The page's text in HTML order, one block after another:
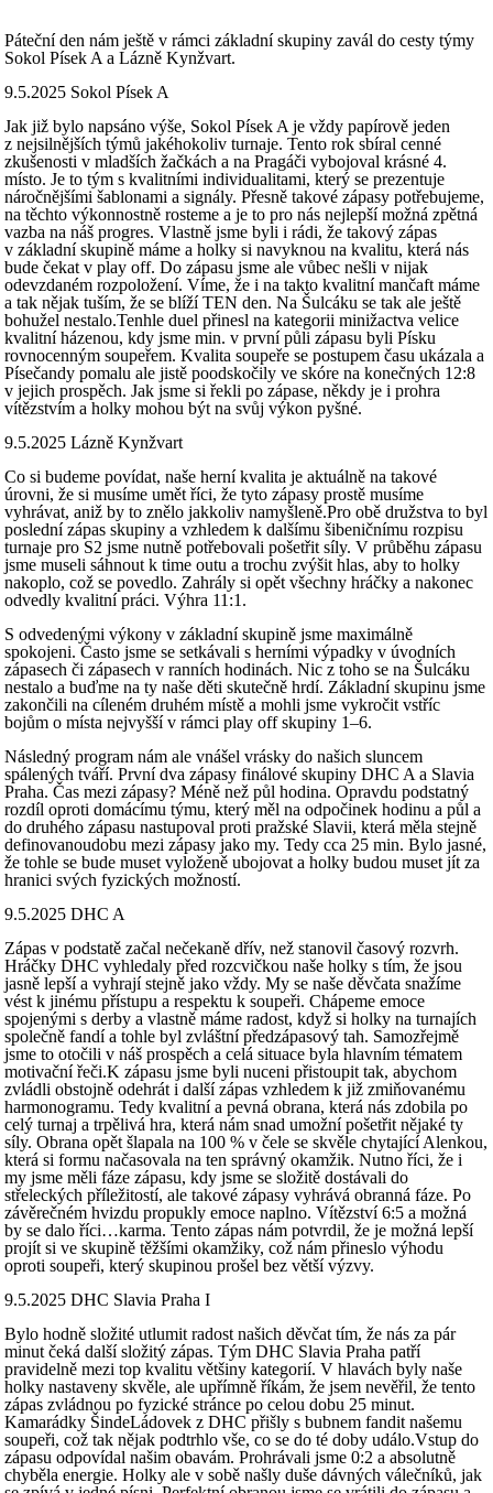
Páteční den nám ještě v rámci základní skupiny zavál do cesty týmy
Sokol Písek A a Lázně Kynžvart.
9.5.2025 Sokol Písek A
Jak již bylo napsáno výše, Sokol Písek A je vždy papírově jeden
z nejsilnějších týmů jakéhokoliv turnaje. Tento rok sbíral cenné
zkušenosti v mladších žačkách a na Pragáči vybojoval krásné 4.
místo. Je to tým s kvalitními individualitami, který se prezentuje
náročnějšími šablonami a signály. Přesně takové zápasy potřebujeme,
na těchto výkonnostně rosteme a je to pro nás nejlepší možná zpětná
vazba na náš progres. Vlastně jsme byli i rádi, že takový zápas
v základní skupině máme a holky si navyknou na kvalitu, která nás
bude čekat v play off. Do zápasu jsme ale vůbec nešli v nijak
odevzdaném rozpoložení. Víme, že i na takto kvalitní mančaft máme
a tak nějak tuším, že se blíží TEN den. Na Šulcáku se tak ale ještě
bohužel nestalo.Tenhle duel přinesl na kategorii minižactva velice
kvalitní házenou, kdy jsme min. v první půli zápasu byli Písku
rovnocenným soupeřem. Kvalita soupeře se postupem času ukázala a
Písečandy pomalu ale jistě poodskočily ve skóre na konečných 12:8
v jejich prospěch. Jak jsme si řekli po zápase, někdy je i prohra
vítězstvím a holky mohou být na svůj výkon pyšné.
9.5.2025 Lázně Kynžvart
Co si budeme povídat, naše herní kvalita je aktuálně na takové
úrovni, že si musíme umět říci, že tyto zápasy prostě musíme
vyhrávat, aniž by to znělo jakkoliv namyšleně.Pro obě družstva to byl
poslední zápas skupiny a vzhledem k dalšímu šibeničnímu rozpisu
turnaje pro S2 jsme nutně potřebovali pošetřit síly. V průběhu zápasu
jsme museli sáhnout k time outu a trochu zvýšit hlas, aby to holky
nakoplo, což se povedlo. Zahrály si opět všechny hráčky a nakonec
odvedly kvalitní práci. Výhra 11:1.
S odvedenými výkony v základní skupině jsme maximálně
spokojeni. Často jsme se setkávali s herními výpadky v úvodních
zápasech či zápasech v ranních hodinách. Nic z toho se na Šulcáku
nestalo a buďme na ty naše děti skutečně hrdí. Základní skupinu jsme
zakončili na cíleném druhém místě a mohli jsme vykročit vstříc
bojům o místa nejvyšší v rámci play off skupiny 1–6.
Následný program nám ale vnášel vrásky do našich sluncem
spálených tváří. První dva zápasy finálové skupiny DHC A a Slavia
Praha. Čas mezi zápasy? Méně než půl hodina. Opravdu podstatný
rozdíl oproti domácímu týmu, který měl na odpočinek hodinu a půl a
do druhého zápasu nastupoval proti pražské Slavii, která měla stejně
definovanoudobu mezi zápasy jako my. Tedy cca 25 min. Bylo jasné,
že tohle se bude muset vyloženě ubojovat a holky budou muset jít za
hranici svých fyzických možností.
9.5.2025 DHC A
Zápas v podstatě začal nečekaně dřív, než stanovil časový rozvrh.
Hráčky DHC vyhledaly před rozcvičkou naše holky s tím, že jsou
jasně lepší a vyhrají stejně jako vždy. My se naše děvčata snažíme
vést k jinému přístupu a respektu k soupeři. Chápeme emoce
spojenými s derby a vlastně máme radost, když si holky na turnajích
společně fandí a tohle byl zvláštní předzápasový tah. Samozřejmě
jsme to otočili v náš prospěch a celá situace byla hlavním tématem
motivační řeči.K zápasu jsme byli nuceni přistoupit tak, abychom
zvládli obstojně odehrát i další zápas vzhledem k již zmiňovanému
harmonogramu. Tedy kvalitní a pevná obrana, která nás zdobila po
celý turnaj a trpělivá hra, která nám snad umožní pošetřit nějaké ty
síly. Obrana opět šlapala na 100 % v čele se skvěle chytající Alenkou,
která si formu načasovala na ten správný okamžik. Nutno říci, že i
my jsme měli fáze zápasu, kdy jsme se složitě dostávali do
střeleckých příležitostí, ale takové zápasy vyhrává obranná fáze. Po
závěrečném hvizdu propukly emoce naplno. Vítězství 6:5 a možná
by se dalo říci…karma. Tento zápas nám potvrdil, že je možná lepší
projít si ve skupině těžšími okamžiky, což nám přineslo výhodu
oproti soupeři, který skupinou prošel bez větší výzvy.
9.5.2025 DHC Slavia Praha I
Bylo hodně složité utlumit radost našich děvčat tím, že nás za pár
minut čeká další složitý zápas. Tým DHC Slavia Praha patří
pravidelně mezi top kvalitu většiny kategorií. V hlavách byly naše
holky nastaveny skvěle, ale upřímně říkám, že jsem nevěřil, že tento
zápas zvládnou po fyzické stránce po celou dobu 25 minut.
Kamarádky ŠindeLádovek z DHC přišly s bubnem fandit našemu
soupeři, což tak nějak podtrhlo vše, co se do té doby událo.Vstup do
zápasu odpovídal našim obavám. Prohrávali jsme 0:2 a absolutně
chyběla energie. Holky ale v sobě našly duše dávných válečníků, jak